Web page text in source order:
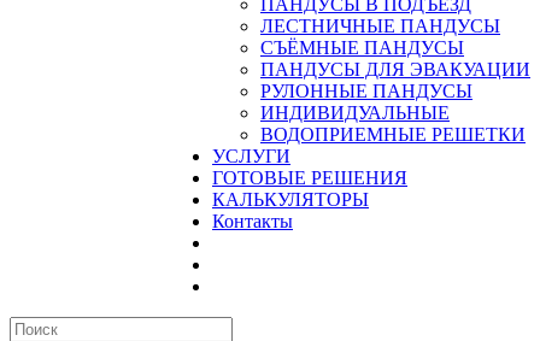
ПАНДУСЫ В ПОДЪЕЗД
ЛЕСТНИЧНЫЕ ПАНДУСЫ
CЪЁМНЫЕ ПАНДУСЫ
ПАНДУСЫ ДЛЯ ЭВАКУАЦИИ
РУЛОННЫЕ ПАНДУСЫ
ИНДИВИДУАЛЬНЫЕ
ВОДОПРИЕМНЫЕ РЕШЕТКИ
УСЛУГИ
ГОТОВЫЕ РЕШЕНИЯ
КАЛЬКУЛЯТОРЫ
Контакты